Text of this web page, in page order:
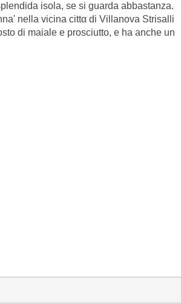
isola, se si guarda abbastanza.
nella vicina cittα di Villanova Strisalli
di maiale e prosciutto, e ha anche un